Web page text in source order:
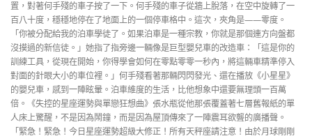
置，對著何手殘的車子按了一下。何手殘的車子從牆上脫落，在空中旋轉了一
百八十度，穩穩地停在了地面上的一個停車格中。這次，夾角是——零度。
「你被分配給我的泊車學徒了。如果泊車是一種宗教，你就是那個連方向盤都
沒摸過的新信徒。」她指了指旁邊一輛像是巨型嬰兒車的改造車：「這是你的
訓練工具，從現在開始，你得學會如何在零點零零一秒內，將這輛車精準停入
對面的針眼大小的車位裡。」何手殘看著那輛閃閃發光、還在播放《小星星》
的嬰兒車，感到一陣眩暈。泊車維度的生活，比他想象中還要無理頭一百萬
倍。《失控的星座運勢與單戀狂想曲》張水瓶從他那張覆蓋著七層舊報紙的單
人床上驚醒，不是因為鬧鐘，而是因為屋頂傳來了一陣震耳欲聾的廣播聲。
「緊急！緊急！今日星座運勢超級大修正！所有天秤座請注意！由於月球剛剛